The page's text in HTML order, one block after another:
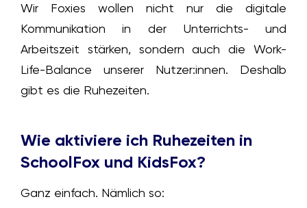
Wir Foxies wollen nicht nur die digitale
Kommunikation in der Unterrichts- und
Arbeitszeit stärken, sondern auch die Work-
Life-Balance unserer Nutzer:innen. Deshalb
gibt es die Ruhezeiten.
Wie aktiviere ich Ruhezeiten in
SchoolFox und KidsFox?
Ganz einfach. Nämlich so: